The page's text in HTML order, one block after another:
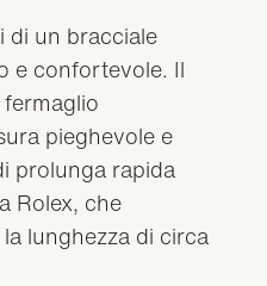
di un bracciale
e confortevole. Il
pieghevole e
prolunga rapida
Rolex, che
lunghezza di circa